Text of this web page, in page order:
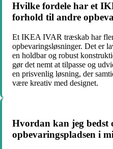
Hvilke fordele har et
forhold til andre
Et IKEA IVAR træskab har
opbevaringsløsninger. Det er
en holdbar og robust
gør det nemt at tilpasse og
en prisvenlig løsning, der
være kreativ med designet.
Hvordan kan jeg bedst
opbevaringspladsen i